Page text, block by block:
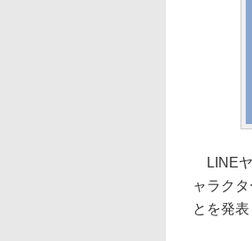
LINEヤ
ャラク
とを発表